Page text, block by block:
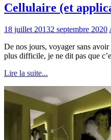
Cellulaire (et
18 juillet 20132 septembre 2020
De nos jours, voyager sans
plus difficile, je ne dit pas que
Lire la suite...